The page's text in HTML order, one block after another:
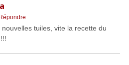
Répondre
tuiles, vite la recette du